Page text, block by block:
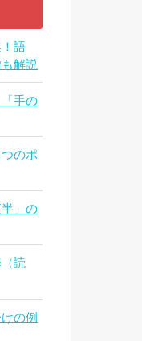
語
解説
手の
のポ
」の
読
の例